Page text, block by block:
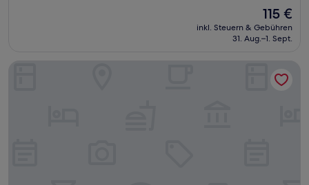
Der
Preis
beträgt
115 €
inkl. Steuern & Gebühren
31. Aug.–1. Sept.
La Terraza de San Juan